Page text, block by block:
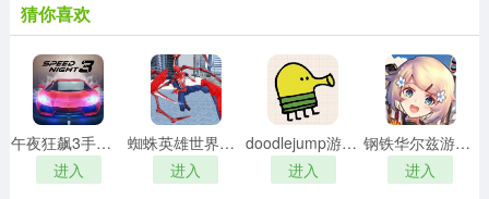
猜你喜欢
午夜狂飙3手游版
进入
蜘蛛英雄世界游戏安装包
进入
doodlejump游戏正版
进入
钢铁华尔兹游戏纯净最新版
进入